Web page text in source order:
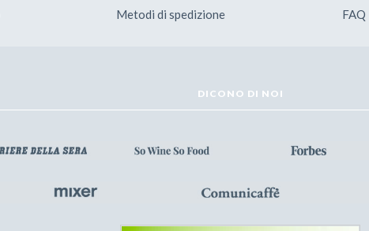
Metodi di spedizione FAQ
DICONO DI NOI